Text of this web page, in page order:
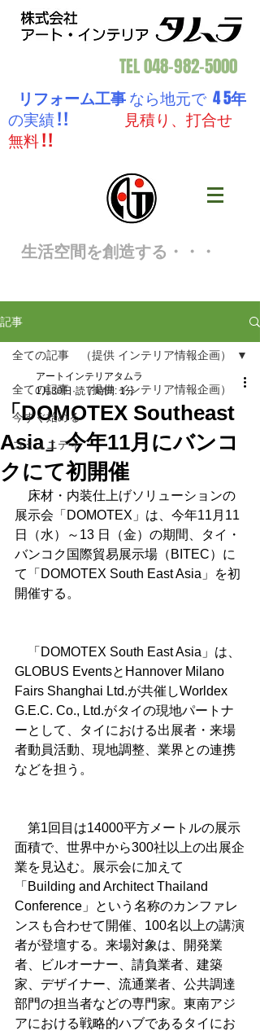
TEL048-982-5000
リフォーム工事なら地元で 4 5年
の実績 ! !
見積り、打合せ
無料 ! !
生活空間を創造する・・・
記事
全ての記事 （提供 インテリア情報企画）
今すぐ始める
コミュニティ
全ての記事 （提供 インテリア情報企画）
「DOMOTEX Southeast
Asia」今年11月にバンコ
クにて初開催
アートインテリアタムラ
1月30日 読了時間: 1分
床材・内装仕上げソリューションの
展示会「DOMOTEX」は、今年11月11
日（水）～13 日（金）の期間、タイ・
バンコク国際貿易展示場（BITEC）に
て「DOMOTEX South East Asia」を初
開催する。
「DOMOTEX South East Asia」は、
GLOBUS EventsとHannover Milano
Fairs Shanghai Ltd.が共催しWorldex
G.E.C. Co., Ltd.がタイの現地パートナ
ーとして、タイにおける出展者・来場
者動員活動、現地調整、業界との連携
などを担う。
第1回目は14000平方メートルの展示
面積で、世界中から300社以上の出展企
業を見込む。展示会に加えて
「Building and Architect Thailand
Conference」という名称のカンファレ
ンスも合わせて開催、100名以上の講演
者が登壇する。来場対象は、開発業
者、ビルオーナー、請負業者、建築
家、デザイナー、流通業者、公共調達
部門の担当者などの専門家。東南アジ
アにおける戦略的ハブであるタイにお